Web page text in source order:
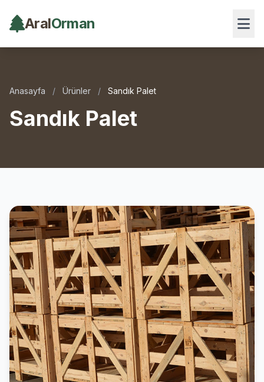
AralOrman
Anasayfa / Ürünler / Sandık Palet
Sandık Palet